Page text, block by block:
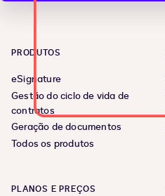
PRODUTOS
eSignature
Gestão do ciclo de vida de
contratos
Geração de documentos
Todos os produtos
PLANOS E PREÇOS